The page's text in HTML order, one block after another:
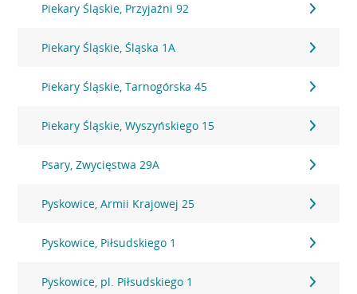
Piekary Śląskie, Przyjaźni 92
Piekary Śląskie, Śląska 1A
Piekary Śląskie, Tarnogórska 45
Piekary Śląskie, Wyszyńskiego 15
Psary, Zwycięstwa 29A
Pyskowice, Armii Krajowej 25
Pyskowice, Piłsudskiego 1
Pyskowice, pl. Piłsudskiego 1